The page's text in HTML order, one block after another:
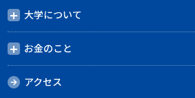
大学について
お金のこと
アクセス